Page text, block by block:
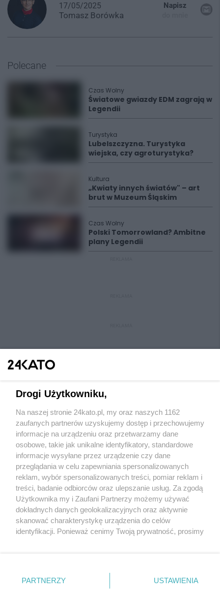
17/05/2025
Tomasz Borówka
Napisz
Polecane
Czas Wolny
Światowe gwiazdy EDM zagrają w
Legendii
Turystyka
Lubelszczyzna. Turystyka
wiejska, czy agroturystyka?
Kultura
„Kwiaty innych światów" – art
brut w Muzeum Śląskim
Czas Wolny
Polski Tomorrowland? Ambitne
plany Legendii
Wydawca mediów lokalnych
Nie zapomnij
zapoznać się z:
polityką prywatności regulamin korzystania z portali
Twojemiasto
Piekary Śląskie
Chorzów
Tarnowskie Góry
Gliwice
Skontakuj sięz nami
Kontakt
Wydawca
Redakcja
Drogi Użytkowniku,
Na naszej stronie 24kato.pl, my oraz naszych 1162
zaufanych partnerów uzyskujemy dostęp i przechowujemy
informacje na urządzeniu oraz przetwarzamy dane
osobowe, takie jak unikalne identyfikatory, standardowe
informacje wysyłane przez urządzenie czy dane
przeglądania w celu zapewniania spersonalizowanych
reklam, wybór spersonalizowanych treści, pomiar reklam i
treści, badanie odbiorców oraz ulepszanie usług. Za zgodą
Użytkownika my i Zaufani Partnerzy możemy używać
dokładnych danych geolokalizacyjnych oraz aktywnie
skanować charakterystykę urządzenia do celów
identyfikacji. Ponieważ cenimy Twoją prywatność, prosimy
prywatności znajdujący się w lewym dolnym rogu strony
. Niektóre rodzaje przetwarzania danych nie wymagają
PARTNERZY USTAWIENIA